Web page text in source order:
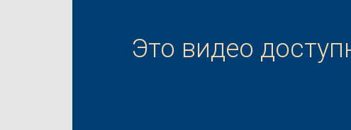
Это видео